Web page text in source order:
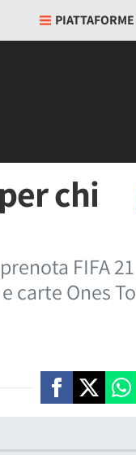
PIATTAFORME
chi
FIFA 21
carte Ones To